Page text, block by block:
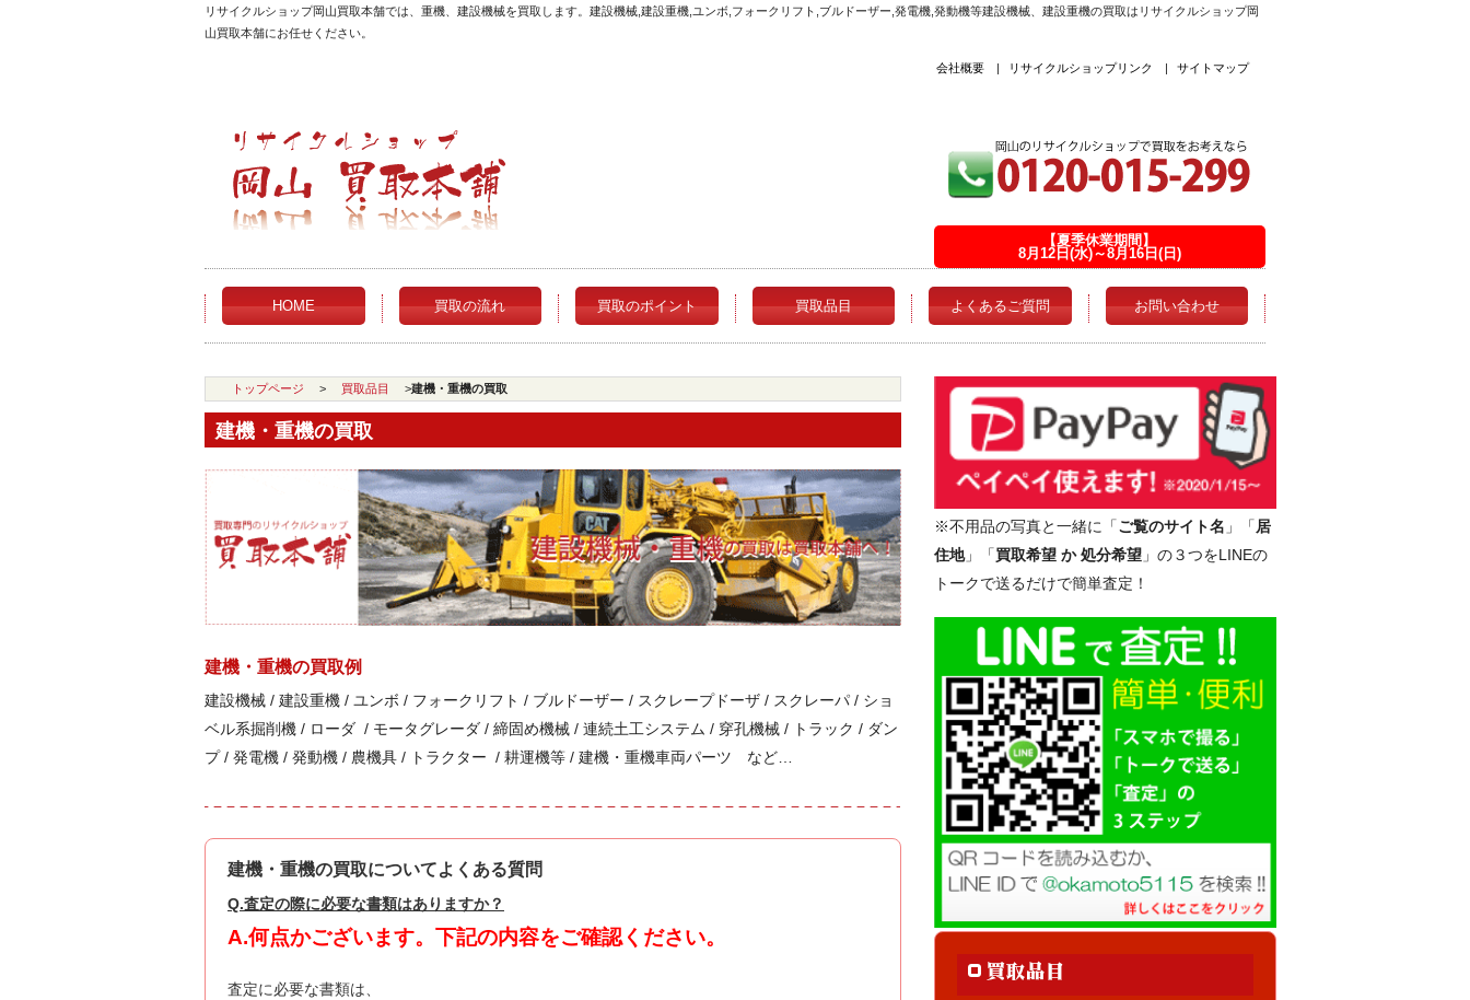
リサイクルショップ岡山買取本舗では、重機、建設機械を買取します。建設機械,建設重機,ユンボ,フォークリフト,ブルドーザー,発電機,発動機等建設機械、建設重機の買取はリサイクルショップ岡
山買取本舗にお任せください。
会社概要 | リサイクルショップリンク | サイトマップ
【夏季休業期間】
8月12日(水)～8月16日(日)
HOME 買取の流れ 買取のポイント 買取品目 よくあるご質問 お問い合わせ
トップページ > 買取品目 >建機・重機の買取
建機・重機の買取
建機・重機の買取例
建設機械 / 建設重機 / ユンボ / フォークリフト / ブルドーザー / スクレープドーザ / スクレーパ / ショ
ベル系掘削機 / ローダ / モータグレーダ / 締固め機械 / 連続土工システム / 穿孔機械 / トラック / ダン
プ / 発電機 / 発動機 / 農機具 / トラクター / 耕運機等 / 建機・重機車両パーツ など…
建機・重機の買取についてよくある質問
Q.査定の際に必要な書類はありますか？
A.何点かございます。下記の内容をご確認ください。
査定に必要な書類は、
※不用品の写真と一緒に「ご覧のサイト名 」「居
住地」「買取希望 か 処分希望」の３つをLINEの
トークで送るだけで簡単査定！